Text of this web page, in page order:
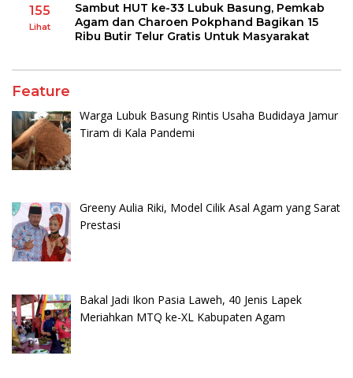
155
Lihat
Sambut HUT ke-33 Lubuk Basung, Pemkab
Agam dan Charoen Pokphand Bagikan 15
Ribu Butir Telur Gratis Untuk Masyarakat
Feature
Warga Lubuk Basung Rintis Usaha Budidaya Jamur
Tiram di Kala Pandemi
Greeny Aulia Riki, Model Cilik Asal Agam yang Sarat
Prestasi
Bakal Jadi Ikon Pasia Laweh, 40 Jenis Lapek
Meriahkan MTQ ke-XL Kabupaten Agam